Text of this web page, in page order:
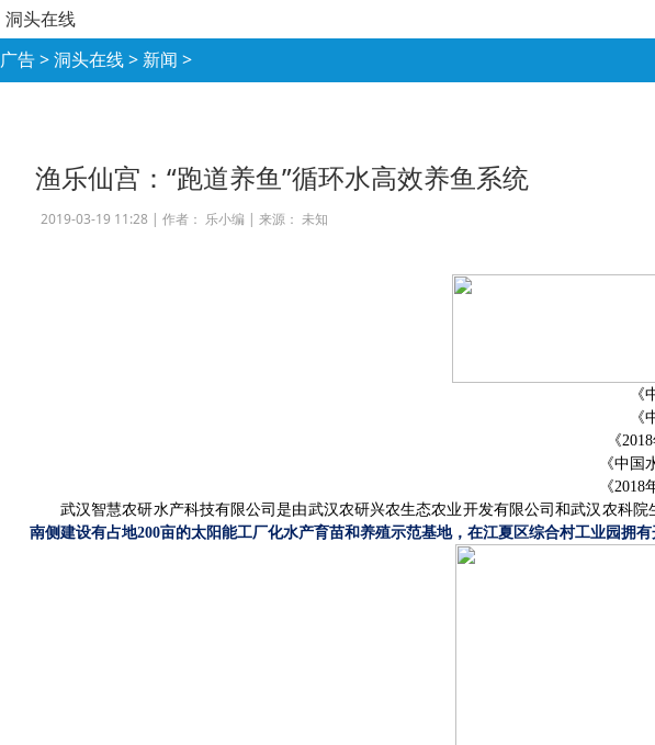
洞头在线
广告>洞头在线> 新闻 >
渔乐仙宫：“跑道养鱼”循环水高效养鱼系统
2019-03-19 11:28 | 作者： 乐小编 | 来源： 未知
《
《
《2018
《中国
《2018
武汉智慧农研水产科技有限公司是由武汉农研兴农生态农业开发有限公司和武汉农科
南侧建设有占地200亩的太阳能工厂化水产育苗和养殖示范基地，在江夏区综合村工业园拥